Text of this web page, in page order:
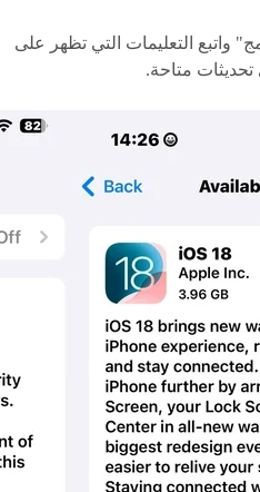
واتبع التعليمات التي تظهر على
متاحة.